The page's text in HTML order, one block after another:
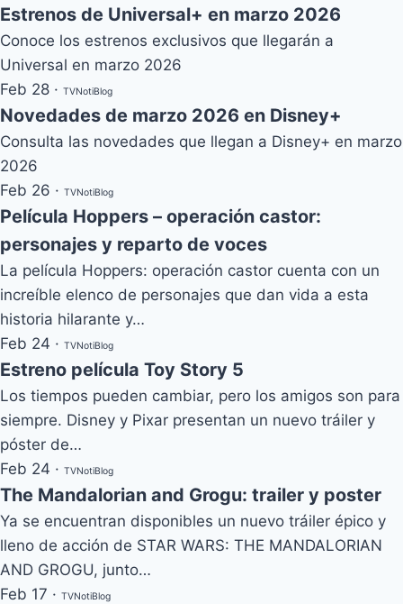
Estrenos de Universal+ en marzo 2026
Conoce los estrenos exclusivos que llegarán a
Universal en marzo 2026
Feb 28 · TVNotiBlog
Novedades de marzo 2026 en Disney+
Consulta las novedades que llegan a Disney+ en marzo
2026
Feb 26 · TVNotiBlog
Película Hoppers – operación castor:
personajes y reparto de voces
La película Hoppers: operación castor cuenta con un
increíble elenco de personajes que dan vida a esta
historia hilarante y…
Feb 24 · TVNotiBlog
Estreno película Toy Story 5
Los tiempos pueden cambiar, pero los amigos son para
siempre. Disney y Pixar presentan un nuevo tráiler y
póster de…
Feb 24 · TVNotiBlog
The Mandalorian and Grogu: trailer y poster
Ya se encuentran disponibles un nuevo tráiler épico y
lleno de acción de STAR WARS: THE MANDALORIAN
AND GROGU, junto…
Feb 17 · TVNotiBlog